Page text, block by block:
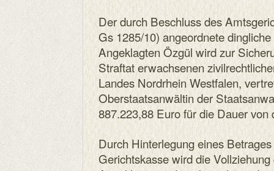
Der durch Beschluss des
Gs 1285/10) angeordnete
Angeklagten Özgül wird zur
Straftat erwachsenen
Landes Nordrhein Westfalen,
Oberstaatsanwältin der
887.223,88 Euro für die Dauer
Durch Hinterlegung eines
Gerichtskasse wird die